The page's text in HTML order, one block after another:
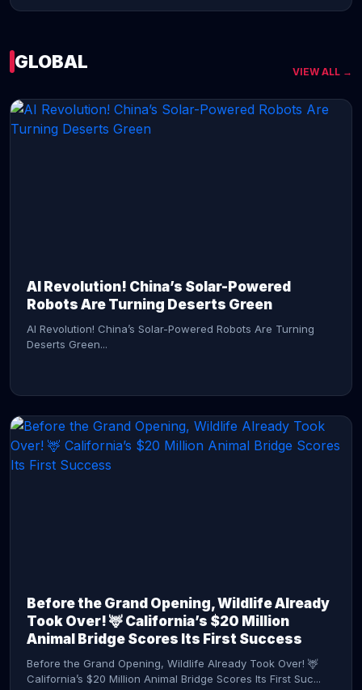
GLOBAL VIEW ALL →
AI Revolution! China’s Solar-Powered
Robots Are Turning Deserts Green
AI Revolution! China’s Solar-Powered Robots Are Turning
Deserts Green...
Before the Grand Opening, Wildlife Already
Took Over! 🦌 California’s $20 Million
Animal Bridge Scores Its First Success
Before the Grand Opening, Wildlife Already Took Over! 🦌
California’s $20 Million Animal Bridge Scores Its First Suc...